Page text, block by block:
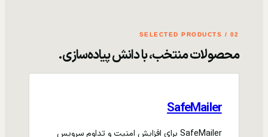
02 / SELECTED PRODUCTS
محصولات منتخب، با دانش پیاده‌سازی.
SafeMailer
SafeMailer برای افزایش امنیت و تداوم سرویس